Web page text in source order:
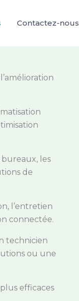
Contactez-nous
bureaux, les
de
l’entretien
connectée.
technicien
ou une
efficaces